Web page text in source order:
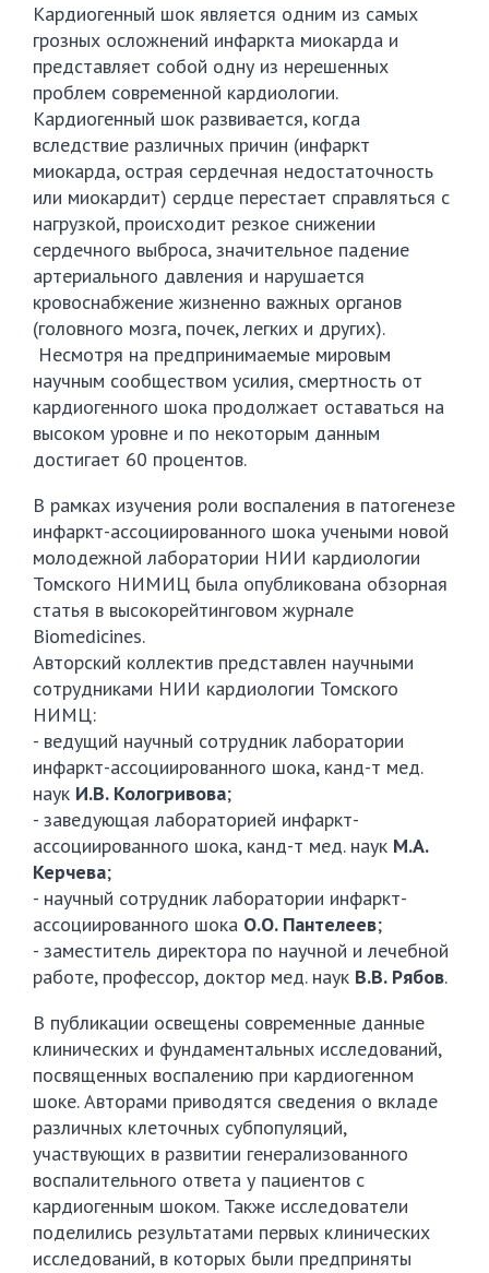
Кардиогенный шок является одним из самых
грозных осложнений инфаркта миокарда и
представляет собой одну из нерешенных
проблем современной кардиологии.
Кардиогенный шок развивается, когда
вследствие различных причин (инфаркт
миокарда, острая сердечная недостаточность
или миокардит) сердце перестает справляться с
нагрузкой, происходит резкое снижении
сердечного выброса, значительное падение
артериального давления и нарушается
кровоснабжение жизненно важных органов
(головного мозга, почек, легких и других).
Несмотря на предпринимаемые мировым
научным сообществом усилия, смертность от
кардиогенного шока продолжает оставаться на
высоком уровне и по некоторым данным
достигает 60 процентов.
В рамках изучения роли воспаления в патогенезе
инфаркт-ассоциированного шока учеными новой
молодежной лаборатории НИИ кардиологии
Томского НИМИЦ была опубликована обзорная
статья в высокорейтинговом журнале
Biomedicines.
Авторский коллектив представлен научными
сотрудниками НИИ кардиологии Томского
НИМЦ:
- ведущий научный сотрудник лаборатории
инфаркт-ассоциированного шока, канд-т мед.
наук И.В. Кологривова;
- заведующая лабораторией инфаркт-
ассоциированного шока, канд-т мед. наук М.А.
Керчева;
- научный сотрудник лаборатории инфаркт-
ассоциированного шока О.О. Пантелеев;
- заместитель директора по научной и лечебной
работе, профессор, доктор мед. наук В.В. Рябов.
В публикации освещены современные данные
клинических и фундаментальных исследований,
посвященных воспалению при кардиогенном
шоке. Авторами приводятся сведения о вкладе
различных клеточных субпопуляций,
участвующих в развитии генерализованного
воспалительного ответа у пациентов с
кардиогенным шоком. Также исследователи
поделились результатами первых клинических
исследований, в которых были предприняты